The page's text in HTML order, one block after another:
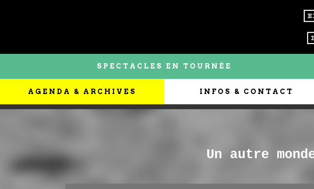
SPECTACLES EN TOURNÉE
AGENDA & ARCHIVES INFOS & CONTACT
Un autre